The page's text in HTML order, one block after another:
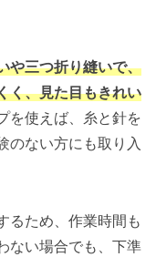
や三つ折り縫いで、
く、見た目もきれい
を使えば、糸と針を
のない方にも取り入
るため、作業時間も
ない場合でも、下準